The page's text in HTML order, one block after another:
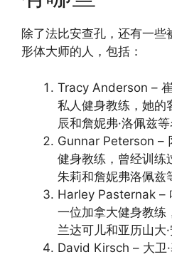
除了法比安查孔，还有一些
形体大师的人，包括：
Tracy Anderson –
私人健身教练，她的
辰和詹妮弗·洛佩兹等
Gunnar Peterson –
健身教练，曾经训练
朱莉和詹妮弗洛佩兹
Harley Pasternak –
一位加拿大健身教练
兰达可儿和亚历山大
David Kirsch – 大卫